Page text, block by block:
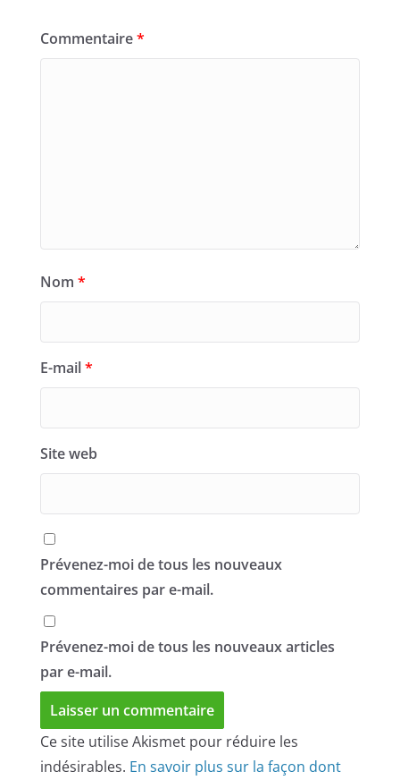
Commentaire*
Nom *
E-mail*
Site web
Prévenez-moi de tous les nouveaux
commentaires par e-mail.
Prévenez-moi de tous les nouveaux articles
par e-mail.
Ce site utilise Akismet pour réduire les
indésirables. En savoir plus sur la façon dont